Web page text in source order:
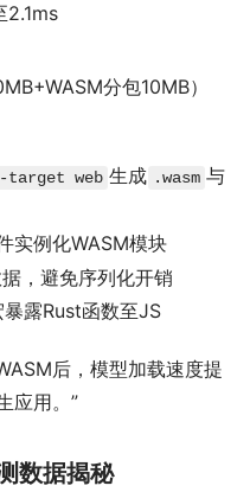
2.1ms
分包10MB）
web 生成 .wasm 与
实例化WASM模块
，避免序列化开销
暴露Rust函数至JS
后，模型加载速度提
应用。”
数据揭秘